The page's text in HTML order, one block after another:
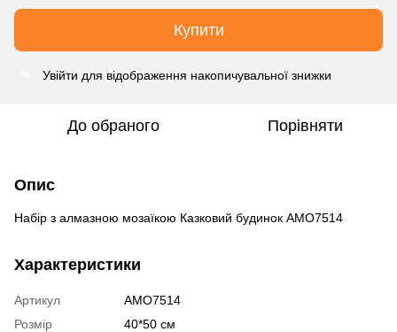
Купити
Увійти для відображення накопичувальної знижки
До обраного Порівняти
Опис
Набір з алмазною мозаїкою Казковий будинок AMO7514
Характеристики
Артикул
AMO7514
Розмір
40*50 см